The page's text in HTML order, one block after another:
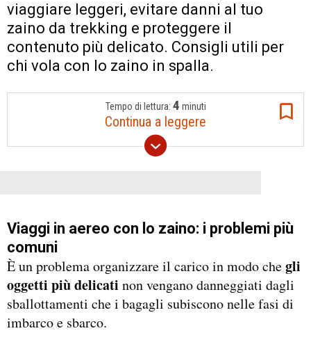
viaggiare leggeri, evitare danni al tuo
zaino da trekking e proteggere il
contenuto più delicato. Consigli utili per
chi vola con lo zaino in spalla.
Tempo di lettura: 4 minuti
Continua a leggere
Viaggi in aereo con lo zaino: i problemi più
comuni
È un problema organizzare il carico in modo chegli
oggetti più delicati non vengano danneggiati dagli
sballottamenti che i bagagli subiscono nelle fasi di
imbarco e sbarco.